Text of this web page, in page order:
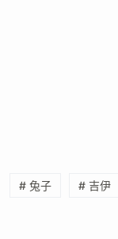
# 兔子 # 吉伊